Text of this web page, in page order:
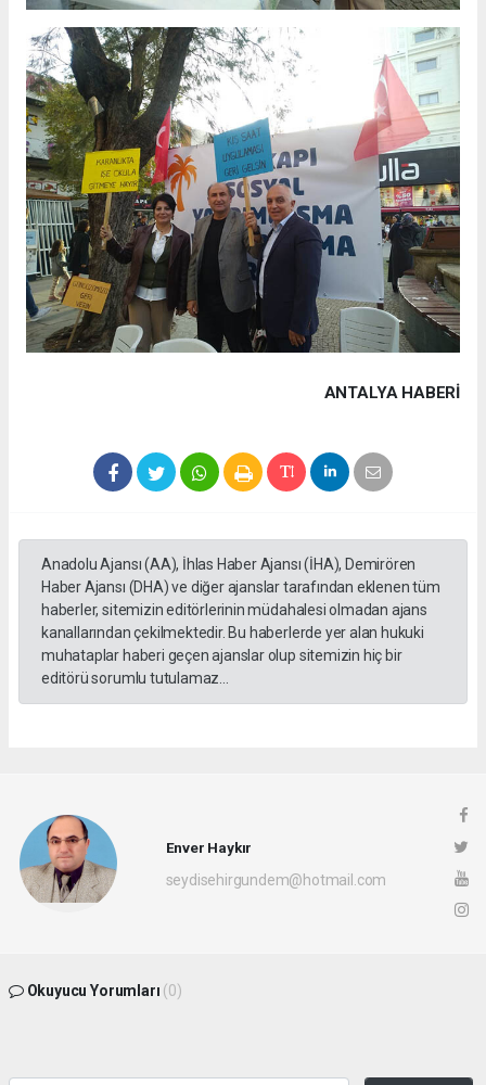
ANTALYA HABERİ
Anadolu Ajansı (AA), İhlas Haber Ajansı (İHA), Demirören
Haber Ajansı (DHA) ve diğer ajanslar tarafından eklenen tüm
haberler, sitemizin editörlerinin müdahalesi olmadan ajans
kanallarından çekilmektedir. Bu haberlerde yer alan hukuki
muhataplar haberi geçen ajanslar olup sitemizin hiç bir
editörü sorumlu tutulamaz...
Enver Haykır
seydisehirgundem@hotmail.com
Okuyucu Yorumları (0)